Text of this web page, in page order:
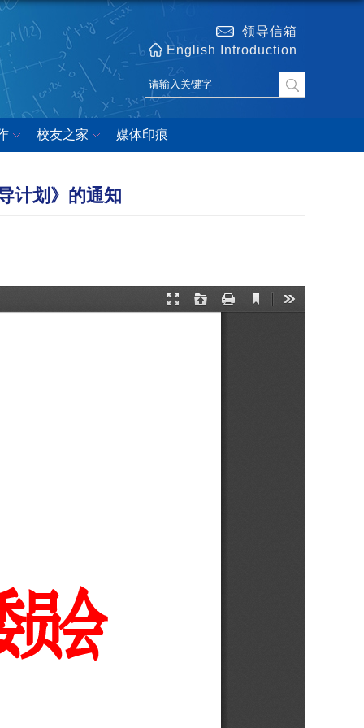
领导信箱
English Introduction
校友之家 媒体印痕
计划》的通知